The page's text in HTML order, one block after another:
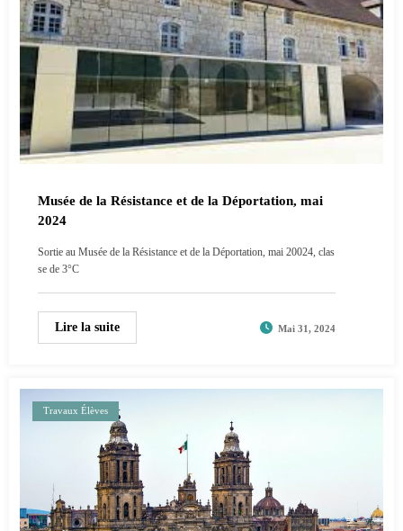
Musée de la Résistance et de la Déportation, mai
2024
Sortie au Musée de la Résistance et de la Déportation, mai 20024, clas
se de 3°C
Lire la suite Mai 31, 2024
Travaux Élèves